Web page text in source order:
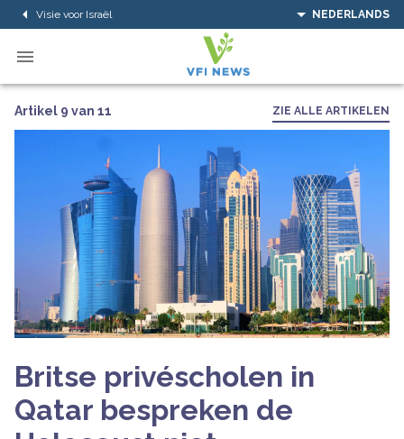
Visie voor Israël NEDERLANDS
Artikel 9 van 11 ZIE ALLE ARTIKELEN
Britse privéscholen in
Qatar bespreken de